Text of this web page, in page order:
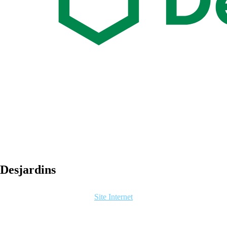
Desjardins
Site Internet